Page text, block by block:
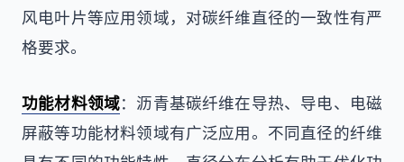
风电叶片等应用领域，对碳纤维直径的一致性有严
格要求。
功能材料领域：沥青基碳纤维在导热、导电、电磁
屏蔽等功能材料领域有广泛应用。不同直径的纤维